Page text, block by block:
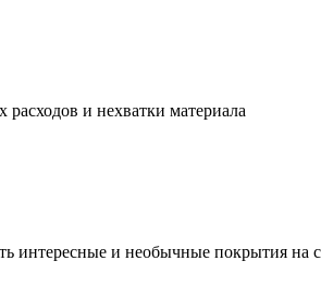
и нехватки материала
интересные и необычные покрытия на